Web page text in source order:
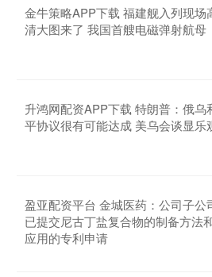
金牛策略APP下载 福建舰入列现场
清大图来了 我国首艘电磁弹射航母
升鸿网配资APP下载 特朗普：俄乌
平协议很有可能达成 美乌会谈显乐
盈亚配资平台 金城医药：公司子公
已提交尼古丁盐复合物的制备方法
应用的专利申请